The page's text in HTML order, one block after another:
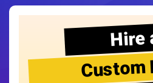
Hire
Custom